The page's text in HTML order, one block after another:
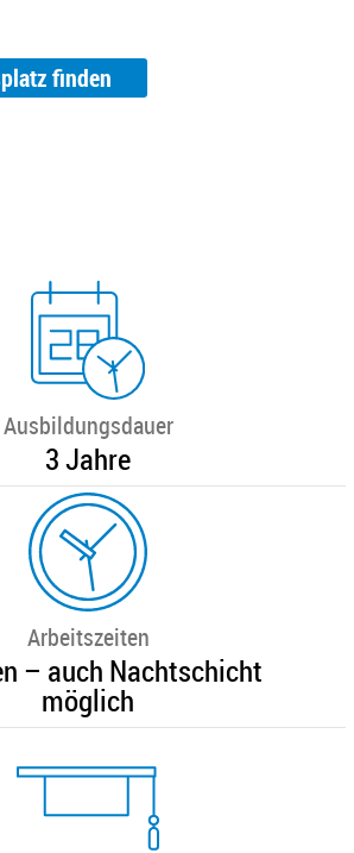
finden
Ausbildungsdauer
3 Jahre
Arbeitszeiten
– auch Nachtschicht
möglich